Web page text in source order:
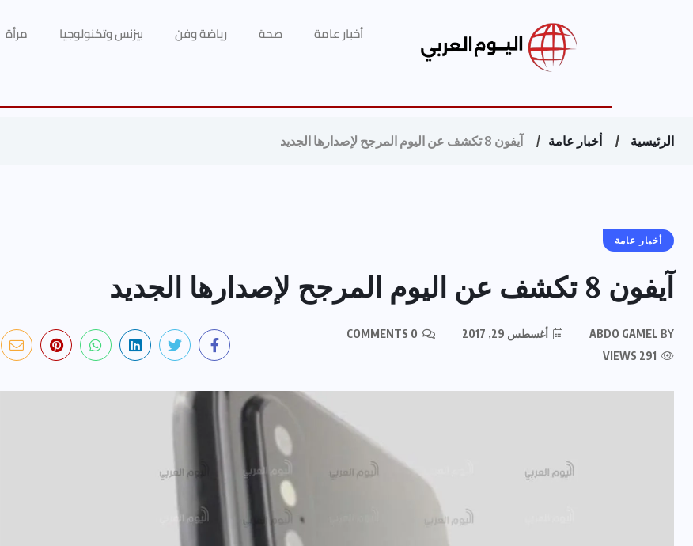
أخبار عامة صحة رياضة وفن بيزنس وتكنولوجيا مرأة
الرئيسية أخبار عامة آيفون 8 تكشف عن اليوم المرجح لإصدارها الجديد
أخبار عامة
آيفون 8 تكشف عن اليوم المرجح لإصدارها الجديد
BY أغسطس 29, 2017